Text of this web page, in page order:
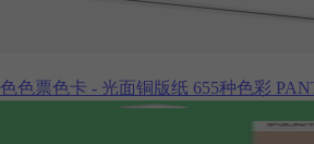
色票色卡 - 光面铜版纸 655种色彩